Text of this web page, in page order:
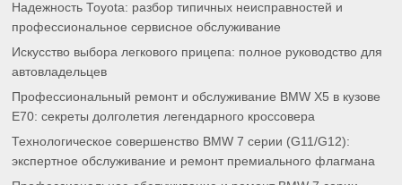
Надежность Toyota: разбор типичных неисправностей и
профессиональное сервисное обслуживание
Искусство выбора легкового прицепа: полное руководство для
автовладельцев
Профессиональный ремонт и обслуживание BMW X5 в кузове
E70: секреты долголетия легендарного кроссовера
Технологическое совершенство BMW 7 серии (G11/G12):
экспертное обслуживание и ремонт премиального флагмана